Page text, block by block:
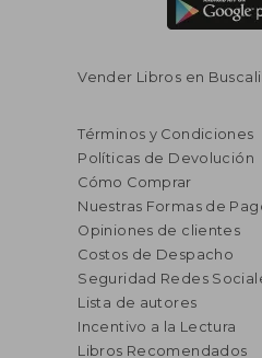
Vender Libros en
Términos y Condiciones
Políticas de Devolución
Cómo Comprar
Nuestras Formas de
Opiniones de clientes
Costos de Despacho
Seguridad Redes
Lista de autores
Incentivo a la Lectura
Libros Recomendados